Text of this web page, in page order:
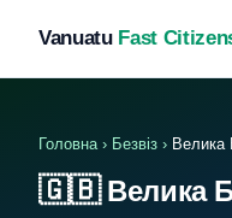
Vanuatu Fast
Головна › Безвіз › Велика
🇬🇧 Велика